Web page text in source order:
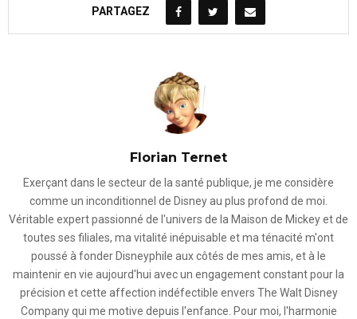
PARTAGEZ
Florian Ternet
Exerçant dans le secteur de la santé publique, je me considère
comme un inconditionnel de Disney au plus profond de moi.
Véritable expert passionné de l'univers de la Maison de Mickey et de
toutes ses filiales, ma vitalité inépuisable et ma ténacité m'ont
poussé à fonder Disneyphile aux côtés de mes amis, et à le
maintenir en vie aujourd'hui avec un engagement constant pour la
précision et cette affection indéfectible envers The Walt Disney
Company qui me motive depuis l'enfance. Pour moi, l'harmonie